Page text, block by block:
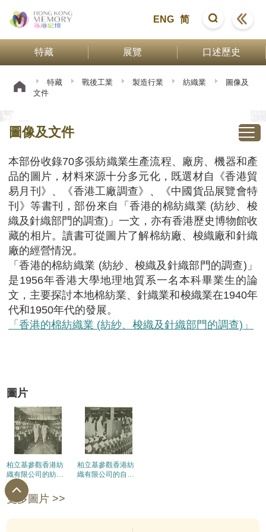
ENG 简
特藏 展覽 口述歷史
特藏 戰後工業 製造行業 紡織業
圖像及
文件
圖像及文件
本部份收錄70多張紡織業生產流程、廠房、機器和產
品的圖片，材料來源十分多元化，既選材自《香港貿
易月刊》、《香港工廠調查》、《中國貨品展覽會特
刊》等書刊，部份來自「香港的棉紡織業 (紡紗、梭
織及針織部門的調查)」一文，亦有香港歷史博物館收
藏的相片。讀書可從圖片了解棉紡廠、梭織廠和針織
廠的經營情況。
「香港的棉紡織業 (紡紗、梭織及針織部門的調查)」
是1956年香港大學地理地質系一名本科畢業生的論
文，主要探討本地棉紡業、針織業和梭織業在1940年
代和1950年代的發展。
「香港的棉紡織業 (紡紗、梭織及針織部門的調查)」
圖片
柏立基參觀香港紡
織有限公司的紡織
機械。
柏立基參觀香港紡
織有限公司的自動
更多圖片 >>